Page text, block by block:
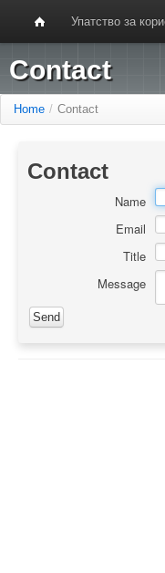
Упатство за
Contact
Home / Contact
Contact
Name
Email
Title
Message